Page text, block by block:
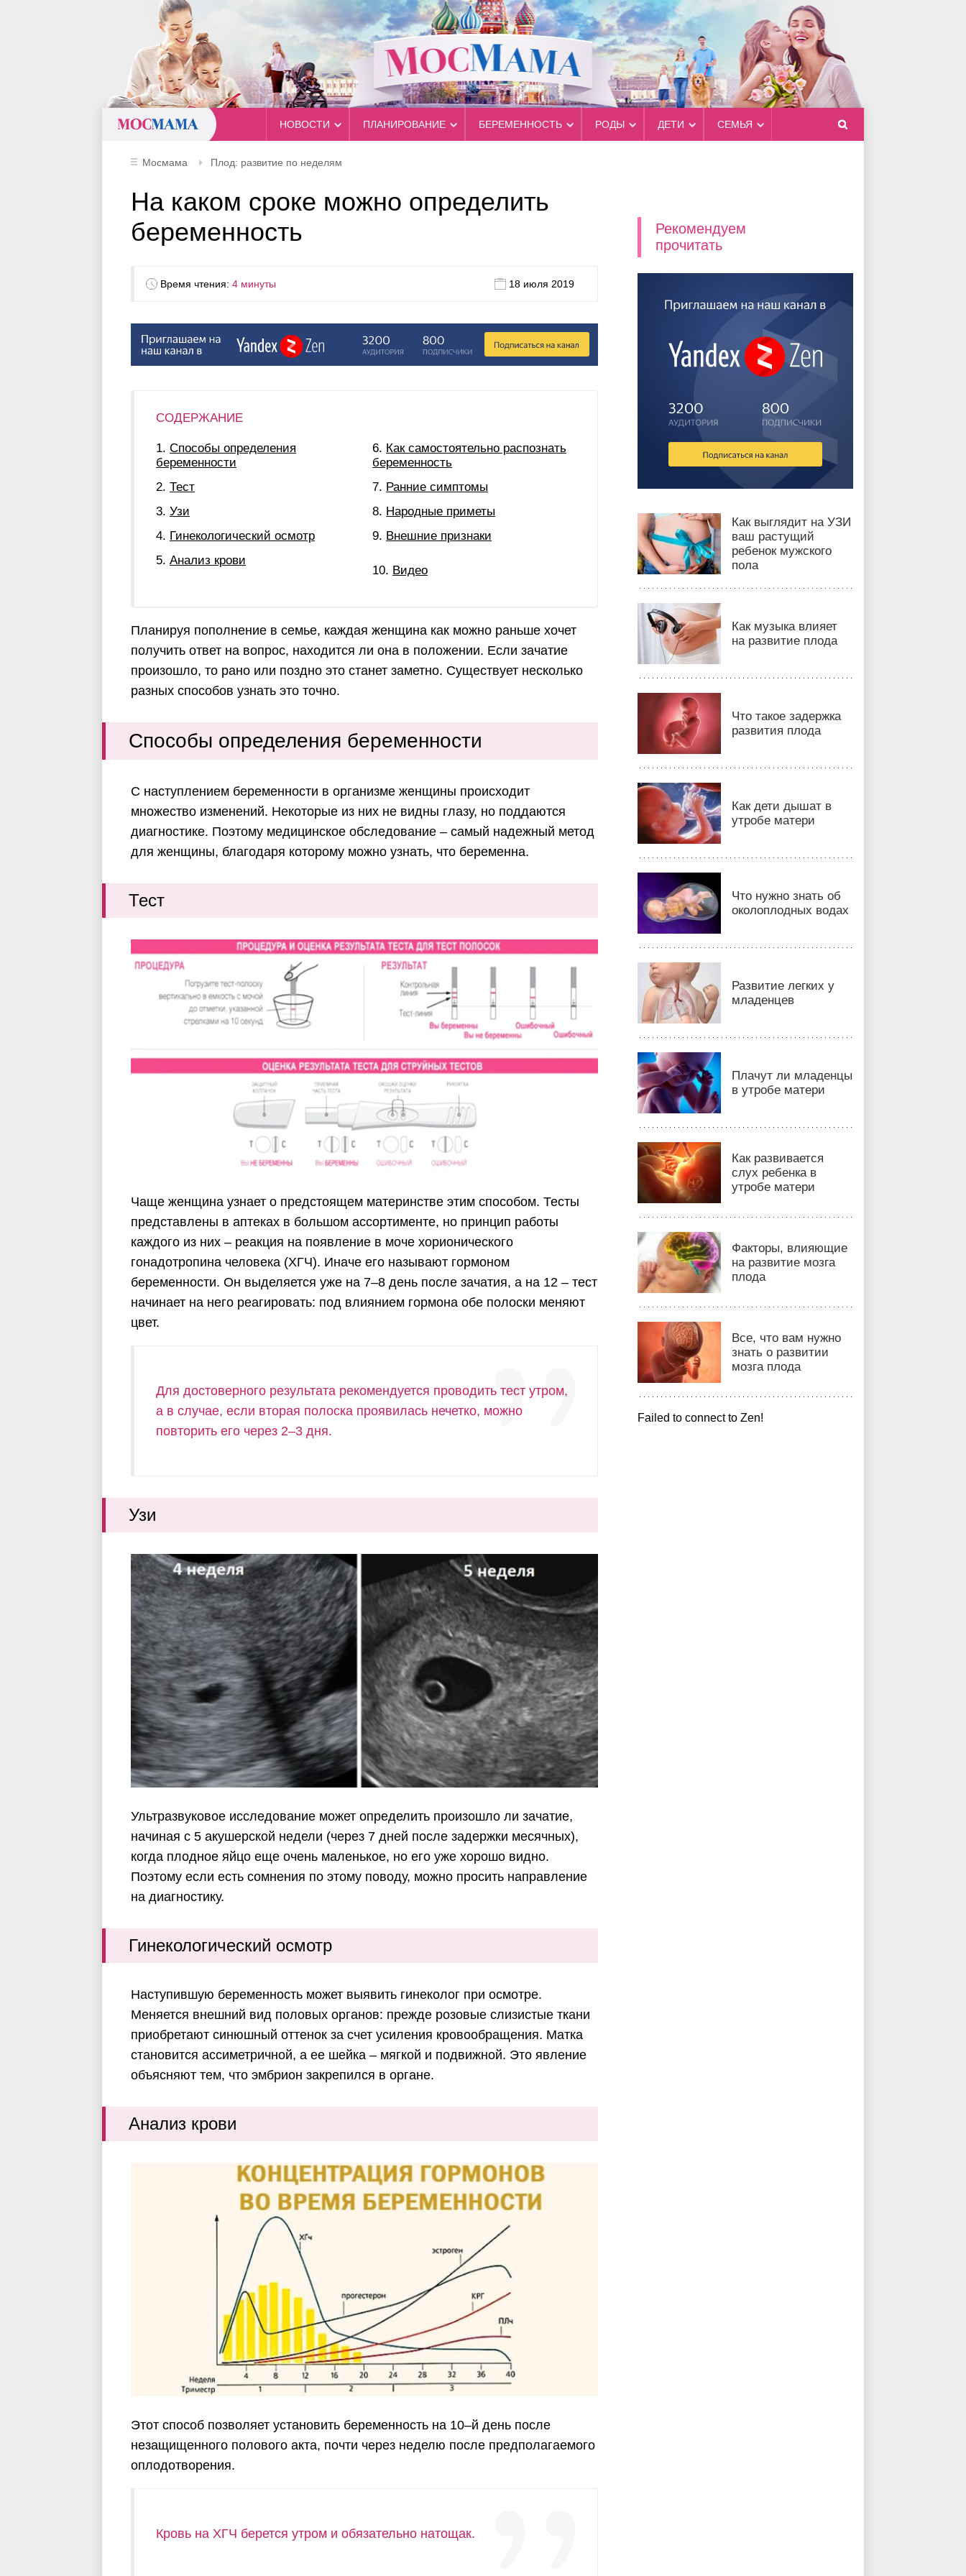
НОВОСТИ ПЛАНИРОВАНИЕ БЕРЕМЕННОСТЬ РОДЫ ДЕТИ СЕМЬЯ
Мосмама Плод: развитие по неделям
На каком сроке можно определить
беременность
Время чтения: 4 минуты 18 июля 2019
СОДЕРЖАНИЕ
Способы определения
беременности
Тест
Узи
Гинекологический осмотр
Анализ крови
Как самостоятельно распознать
беременность
Ранние симптомы
Народные приметы
Внешние признаки
Видео
Планируя пополнение в семье, каждая женщина как можно раньше хочет
получить ответ на вопрос, находится ли она в положении. Если зачатие
произошло, то рано или поздно это станет заметно. Существует несколько
разных способов узнать это точно.
Способы определения беременности
С наступлением беременности в организме женщины происходит
множество изменений. Некоторые из них не видны глазу, но поддаются
диагностике. Поэтому медицинское обследование – самый надежный метод
для женщины, благодаря которому можно узнать, что беременна.
Тест
Чаще женщина узнает о предстоящем материнстве этим способом. Тесты
представлены в аптеках в большом ассортименте, но принцип работы
каждого из них – реакция на появление в моче хорионического
гонадотропина человека (ХГЧ). Иначе его называют гормоном
беременности. Он выделяется уже на 7–8 день после зачатия, а на 12 – тест
начинает на него реагировать: под влиянием гормона обе полоски меняют
цвет.
Для достоверного результата рекомендуется проводить тест утром,
а в случае, если вторая полоска проявилась нечетко, можно
повторить его через 2–3 дня.
Узи
Ультразвуковое исследование может определить произошло ли зачатие,
начиная с 5 акушерской недели (через 7 дней после задержки месячных),
когда плодное яйцо еще очень маленькое, но его уже хорошо видно.
Поэтому если есть сомнения по этому поводу, можно просить направление
на диагностику.
Гинекологический осмотр
Наступившую беременность может выявить гинеколог при осмотре.
Меняется внешний вид половых органов: прежде розовые слизистые ткани
приобретают синюшный оттенок за счет усиления кровообращения. Матка
становится ассиметричной, а ее шейка – мягкой и подвижной. Это явление
объясняют тем, что эмбрион закрепился в органе.
Анализ крови
Этот способ позволяет установить беременность на 10–й день после
незащищенного полового акта, почти через неделю после предполагаемого
оплодотворения.
Кровь на ХГЧ берется утром и обязательно натощак.
Рекомендуем
прочитать
Как выглядит на УЗИ
ваш растущий
ребенок мужского
пола
Как музыка влияет
на развитие плода
Что такое задержка
развития плода
Как дети дышат в
утробе матери
Что нужно знать об
околоплодных водах
Развитие легких у
младенцев
Плачут ли младенцы
в утробе матери
Как развивается
слух ребенка в
утробе матери
Факторы, влияющие
на развитие мозга
плода
Все, что вам нужно
знать о развитии
мозга плода
Failed to connect to Zen!